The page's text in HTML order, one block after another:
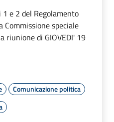
e 2 del Regolamento
speciale
riunione di GIOVEDI' 19
Comunicazione politica